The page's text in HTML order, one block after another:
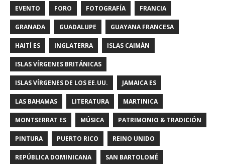
EVENTO FORO FOTOGRAFÍA FRANCIA
GRANADA GUADALUPE GUAYANA FRANCESA
HAITÍ ES INGLATERRA ISLAS CAIMÁN
ISLAS VÍRGENES BRITÁNICAS
ISLAS VÍRGENES DE LOS EE.UU. JAMAICA ES
LAS BAHAMAS LITERATURA MARTINICA
MONTSERRAT ES MÚSICA PATRIMONIO & TRADICIÓN
PINTURA PUERTO RICO REINO UNIDO
REPÚBLICA DOMINICANA SAN BARTOLOMÉ